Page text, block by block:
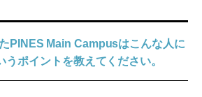
PINES Main Campusはこんな人に
うポイントを教えてください。